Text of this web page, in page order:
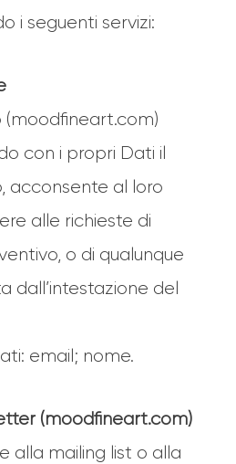
i seguenti servizi:
con i propri Dati il
acconsente al loro
alle richieste di
o di qualunque
dall’intestazione del
email; nome.
(moodfineart.com)
alla mailing list o alla